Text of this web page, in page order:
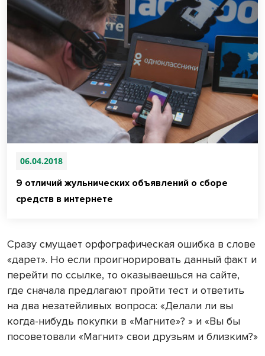
06.04.2018
9 отличий жульнических объявлений о сборе
средств в интернете
Сразу смущает орфографическая ошибка в слове
«дарет». Но если проигнорировать данный факт и
перейти по ссылке, то оказываешься на сайте,
где сначала предлагают пройти тест и ответить
на два незатейливых вопроса: «Делали ли вы
когда-нибудь покупки в «Магните»? » и «Вы бы
посоветовали «Магнит» свои друзьям и близким?»